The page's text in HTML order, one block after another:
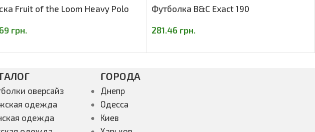
Fruit of the Loom Heavy Polo
грн.
Футболка B&C Exact 190
281.46 грн.
оверсайз
одежда
одежда
ГОРОДА
Днепр
Одесса
Киев